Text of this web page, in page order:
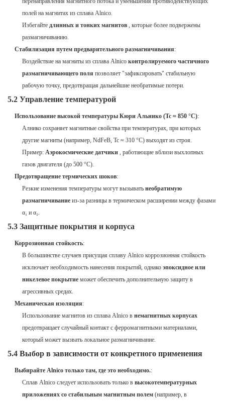
полей на магнитах из сплава Alnico.
Избегайте длинных и тонких магнитов, которые более подвержены
размагничиванию.
Стабилизация путем предварительного размагничивания:
Воздействие на магниты из сплава Alnico контролируемого частичного
размагничивающего поля позволяет "зафиксировать" стабильную
рабочую точку, предотвращая дальнейшие необратимые потери.
5.2 Управление температурой
Использование высокой температуры Кюри Альнико (Tc ≈ 850 °C):
Алнико сохраняет магнитные свойства при температурах, при которых
другие магниты (например, NdFeB, Tc ≈ 310 °C) выходят из строя.
Пример: Аэрокосмические датчики, работающие вблизи выхлопных
газов двигателя (до 500 °C).
Предотвращение термических шоков:
Резкие изменения температуры могут вызывать необратимую
размагничиваниеиз-за разницы в термическом расширении между фазами
α₁ и α₂.
5.3 Защитные покрытия и корпуса
Коррозионная стойкость:
В большинстве случаев присущая сплаву Alnico коррозионная стойкость
исключает необходимость нанесения покрытий, однако эпоксидное или
никелевое покрытиеможет обеспечить дополнительную защиту в
агрессивных средах.
Механическая изоляция:
Использование магнитов из сплава Alnico в немагнитных корпусах
предотвращает случайный контакт с ферромагнитными материалами,
который может вызвать локальное размагничивание.
5.4 Выбор в зависимости от конкретного применения
Выбирайте Alnico только там, где это необходимо.:
Сплав Alnico следует использовать только в высокотемпературных
приложениях со стабильным магнитным полем(например, в